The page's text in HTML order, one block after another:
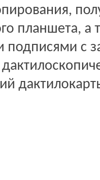
планшета,
с